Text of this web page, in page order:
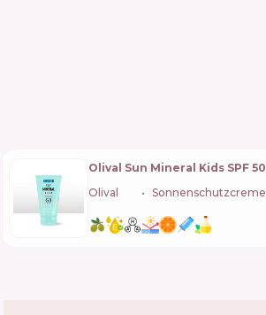
Olival Sun Mineral Kids SPF 50
Olival
Sonnenschutzcreme